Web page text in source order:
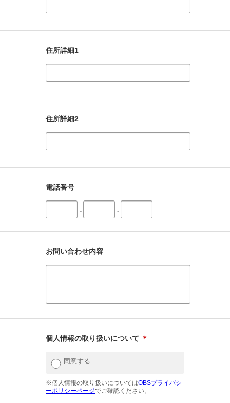
住所詳細1
住所詳細2
電話番号
- -
お問い合わせ内容
個人情報の取り扱いについて ＊
同意する
※個人情報の取り扱いについてはOBSプライバシ
ーポリシーページでご確認ください。